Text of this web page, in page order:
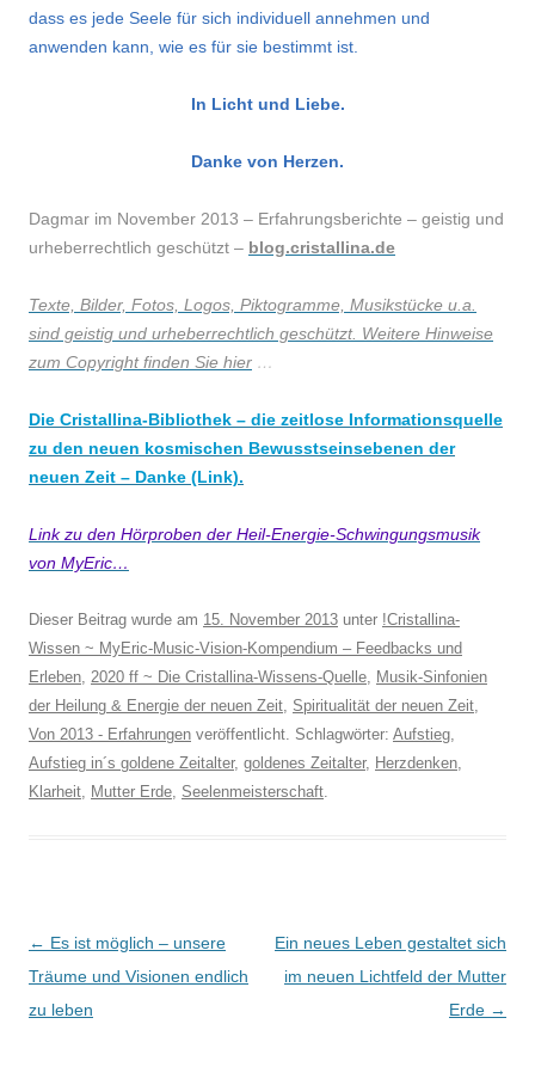
dass es jede Seele für sich individuell annehmen und
anwenden kann, wie es für sie bestimmt ist.
In Licht und Liebe.
Danke von Herzen.
Dagmar im November 2013 – Erfahrungsberichte – geistig und
urheberrechtlich geschützt – blog.cristallina.de
Texte, Bilder, Fotos, Logos, Piktogramme, Musikstücke u.a.
sind geistig und urheberrechtlich geschützt. Weitere Hinweise
zum Copyright finden Sie hier …
Die Cristallina-Bibliothek – die zeitlose Informationsquelle
zu den neuen kosmischen Bewusstseinsebenen der
neuen Zeit – Danke (Link).
Link zu den Hörproben der Heil-Energie-Schwingungsmusik
von MyEric…
Dieser Beitrag wurde am 15. November 2013 unter !Cristallina-
Wissen ~ MyEric-Music-Vision-Kompendium – Feedbacks und
Erleben, 2020 ff ~ Die Cristallina-Wissens-Quelle, Musik-Sinfonien
der Heilung & Energie der neuen Zeit, Spiritualität der neuen Zeit,
Von 2013 - Erfahrungen veröffentlicht. Schlagwörter: Aufstieg,
Aufstieg in´s goldene Zeitalter, goldenes Zeitalter, Herzdenken,
Klarheit, Mutter Erde, Seelenmeisterschaft.
Beitragsnavigation
← Es ist möglich – unsere
Träume und Visionen endlich
zu leben
Ein neues Leben gestaltet sich
im neuen Lichtfeld der Mutter
Erde →